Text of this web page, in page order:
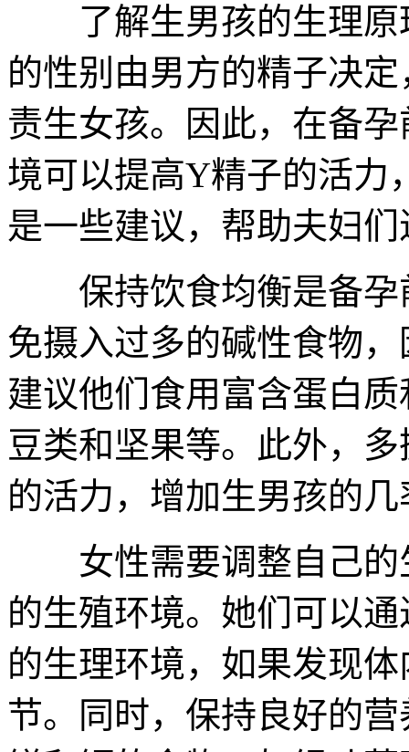
了解生男孩的生理原
的性别由男方的精子决
责生女孩。因此，在备
境可以提高Y精子的活力
是一些建议，帮助夫妇
保持饮食均衡是备孕
免摄入过多的碱性食物
建议他们食用富含蛋白
豆类和坚果等。此外，
的活力，增加生男孩的几
女性需要调整自己的
的生殖环境。她们可以
的生理环境，如果发现
节。同时，保持良好的